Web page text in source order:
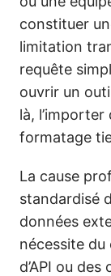
constituer
limitation
requête
ouvrir un
là,
formatage
La cause
standardisé
données
nécessite du
d’API ou